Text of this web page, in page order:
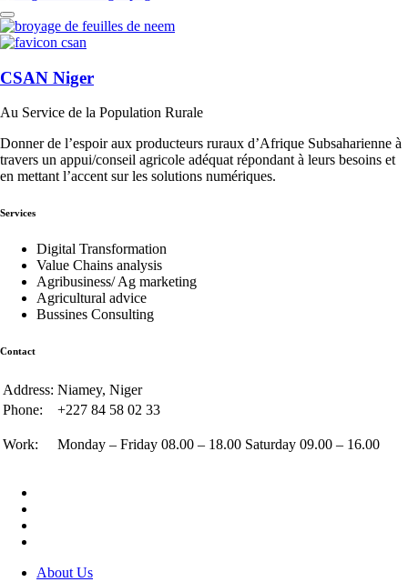
CSAN Niger
Au Service de la Population Rurale
Donner de l’espoir aux producteurs ruraux d’Afrique Subsaharienne à
travers un appui/conseil agricole adéquat répondant à leurs besoins et
en mettant l’accent sur les solutions numériques.
Services
Digital Transformation
Value Chains analysis
Agribusiness/ Ag marketing
Agricultural advice
Bussines Consulting
Contact
Address: Niamey, Niger
Phone:
+227 84 58 02 33
Work: Monday – Friday 08.00 – 18.00 Saturday 09.00 – 16.00
About Us